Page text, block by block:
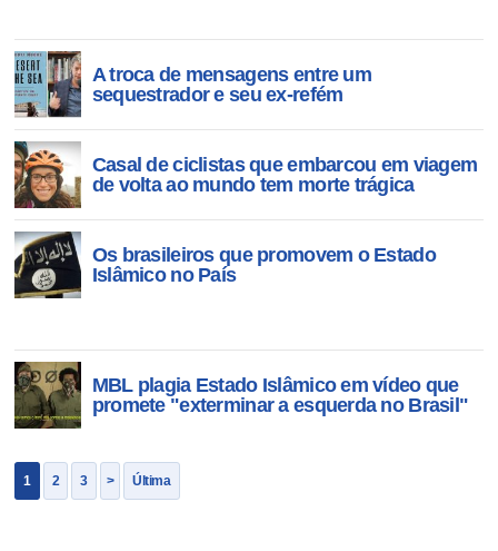
A troca de mensagens entre um
sequestrador e seu ex-refém
Casal de ciclistas que embarcou em viagem
de volta ao mundo tem morte trágica
Os brasileiros que promovem o Estado
Islâmico no País
MBL plagia Estado Islâmico em vídeo que
promete "exterminar a esquerda no Brasil"
1 2 3 > Última